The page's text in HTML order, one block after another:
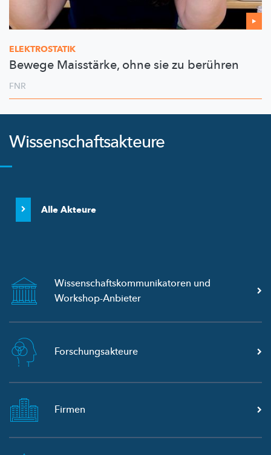
ELEKTROSTATIK
Bewege Maisstärke, ohne sie zu berühren
FNR
Wissenschaftsakteure
Alle Akteure
Wissenschaftskommunikatoren und
Workshop-Anbieter
Forschungsakteure
Firmen